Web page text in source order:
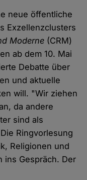
neue öffentliche
Exzellenzclusters
Moderne (CRM)
ab dem 10. Mai
Debatte über
und aktuelle
will. "Wir ziehen
da andere
sind als
Ringvorlesung
Religionen und
ins Gespräch. Der